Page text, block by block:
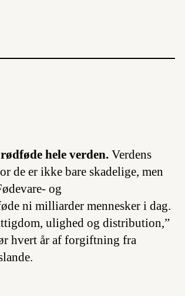
hele verden. Verdens
de er ikke bare skadelige, men
og
ni milliarder mennesker i dag.
ulighed og distribution,”
hvert år af forgiftning fra